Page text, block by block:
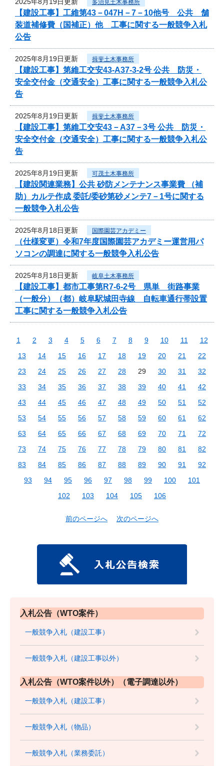
多治見土木事務所
【建設工事】工維第43－047H－7－10他号 公共 舗
装道補修費（国補正）他 工事に関する一般競争入札
公告
2025年8月19日更新 揖斐土木事務所
【建設工事】第維工交安43-A37-3-2号 公共 防災・
安全交付金（交通安全）工事に関する一般競争入札公
告
2025年8月19日更新 揖斐土木事務所
【建設工事】第維工交安43－A37－3号 公共 防災・
安全交付金（交通安全）工事に関する一般競争入札公
告
2025年8月19日更新 可茂土木事務所
【建設関連業務】公共 砂防メンテナンス事業費 （補
助）カルテ作成 委託/委砂第砂メンテ7－1号に関する
一般競争入札公告
2025年8月18日更新 国際園芸アカデミー
（仕様変更）令和7年度国際園芸アカデミー運営用パ
ソコンの調達に関する一般競争入札公告
2025年8月18日更新 岐阜土木事務所
【建設工事】都市工事第R7-6-2号 県単 街路事業
（一般分）（都）岐阜駅城田寺線 自転車通行帯設置
工事に関する一般競争入札公告
1 2 3 4 5 6 7 8 9 10 11
12
13
14 15 16 17 18 19 20 21
22
23
24 25 26 27 28 29 30 31
32
33
34 35 36 37 38 39 40 41
42
43
44 45 46 47 48 49 50 51
52
53
54 55 56 57 58 59 60 61
62
63
64 65 66 67 68 69 70 71
72
73
74 75 76 77 78 79 80 81
82
83
84 85 86 87 88 89 90 91
92
93
94 95 96 97 98 99 100
101
102
103 104 105 106
前のページへ 次のページへ
入札公告（WTO案件）
一般競争入札（建設工事）
一般競争入札（建設工事以外）
入札公告（WTO案件以外）（電子調達以外）
一般競争入札（建設工事）
一般競争入札（物品）
一般競争入札（業務委託）